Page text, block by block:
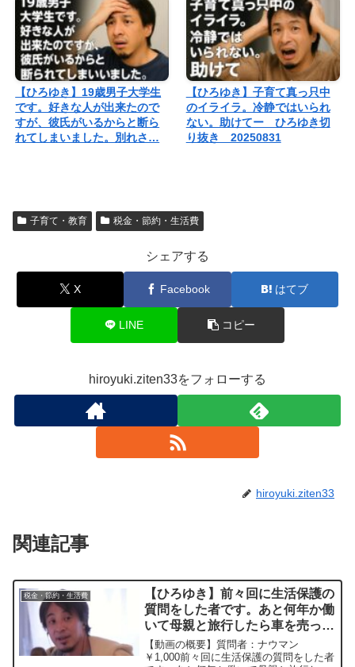
【ひろゆき】19歳男子大学生
です。好きな人が出来たので
すが、彼氏がいるからと断ら
れてしまいました。別れさ…
【ひろゆき】子育て真っ只中
のイライラ。冷静ではいられ
ない。助けてー ひろゆき切
り抜き 20250831
子育て・教育 税金・節約・生活費
シェアする
X Facebook はてブ
LINE コピー
hiroyuki.ziten33をフォローする
hiroyuki.ziten33
関連記事
税金・節約・生活費
【ひろゆき】前々回に生活保護の
質問をした者です。あと何年か働
いて母親と旅行したら車を売って
生活保護を受けて暮らしていこう
と思います。ー ひろゆき切り抜
【動画の概要】質問者：ナウマン
￥1,000前々回に生活保護の質問をした者